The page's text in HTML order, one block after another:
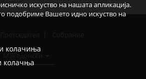
искуство на нашата апликација.
подобриме Вашето идно искуство на
колачиња
колачња